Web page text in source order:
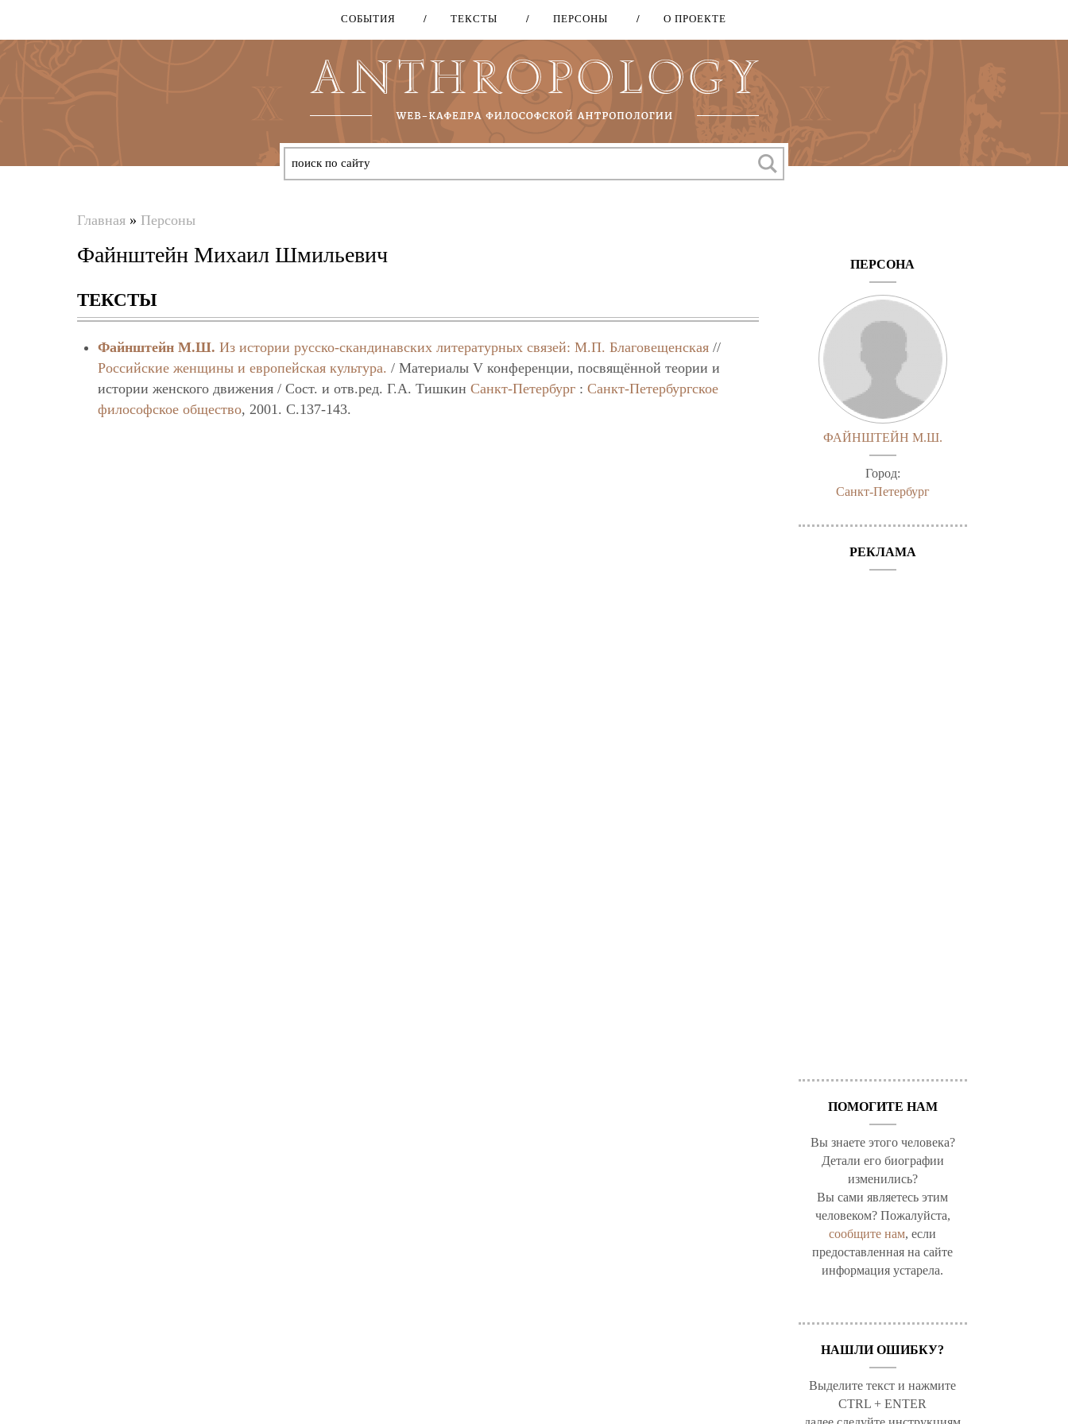
Перейти
основному
содержанию
СОБЫТИЯ ТЕКСТЫ ПЕРСОНЫ О ПРОЕКТЕ
здесь
Главная » Персоны
Файнштейн Михаил Шмильевич
ТЕКСТЫ
Файнштейн М.Ш. Из истории русско-скандинавских литературных связей: М.П. Благовещенская //
Российские женщины и европейская культура. / Материалы V конференции, посвящённой теории и
истории женского движения / Сост. и отв.ред. Г.А. ТишкинСанкт-Петербург :Санкт-Петербургское
философское общество, 2001. C.137-143.
ПЕРСОНА
ФАЙНШТЕЙН М.Ш.
Город:
Санкт-Петербург
РЕКЛАМА
ПОМОГИТЕ НАМ
Вы знаете этого человека?
Детали его биографии
изменились?
Вы сами являетесь этим
человеком? Пожалуйста,
сообщите нам, если
предоставленная на сайте
информация устарела.
НАШЛИ ОШИБКУ?
Выделите текст и нажмите
CTRL + ENTER